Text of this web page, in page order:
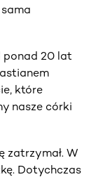
ponad 20 lat
które
nasze córki
zatrzymał. W
Dotychczas